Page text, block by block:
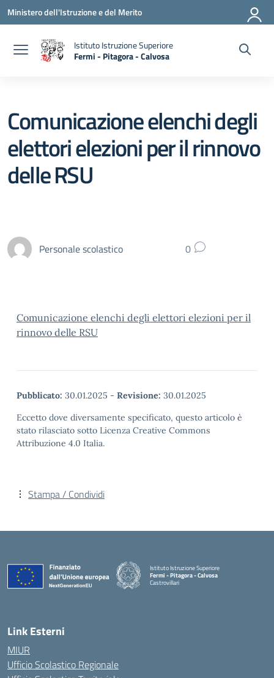
Vai ai contenuti
Vai al menu di navigazione
Vai al footer
Ministero dell'Istruzione e del Merito
Istituto Istruzione Superiore
Fermi - Pitagora - Calvosa
— Visita la pagina iniziale della scuola
Comunicazione elenchi degli
elettori elezioni per il rinnovo
delle RSU
Personale scolastico 0
Comunicazione elenchi degli elettori elezioni per il
rinnovo delle RSU
Pubblicato: 30.01.2025 - Revisione: 30.01.2025
Eccetto dove diversamente specificato, questo articolo è
stato rilasciato sotto Licenza Creative Commons
Attribuzione 4.0 Italia.
Stampa / Condividi
Istituto Istruzione Superiore
Fermi - Pitagora - Calvosa
Castrovillari
Link Esterni
MIUR
Ufficio Scolastico Regionale